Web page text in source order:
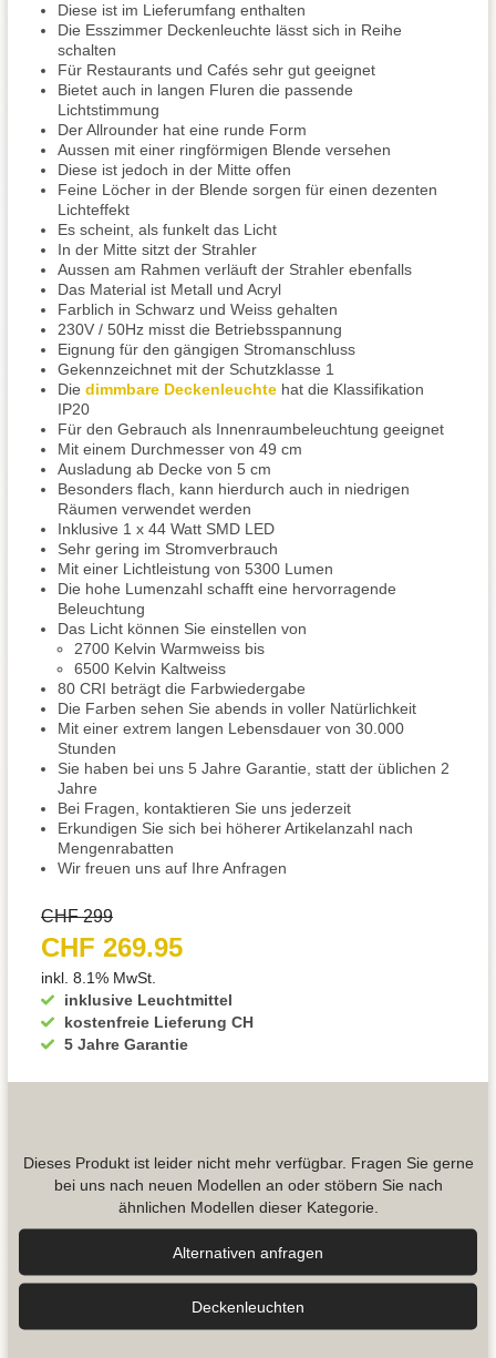
Diese ist im Lieferumfang enthalten
Die Esszimmer Deckenleuchte lässt sich in Reihe
schalten
Für Restaurants und Cafés sehr gut geeignet
Bietet auch in langen Fluren die passende
Lichtstimmung
Der Allrounder hat eine runde Form
Aussen mit einer ringförmigen Blende versehen
Diese ist jedoch in der Mitte offen
Feine Löcher in der Blende sorgen für einen dezenten
Lichteffekt
Es scheint, als funkelt das Licht
In der Mitte sitzt der Strahler
Aussen am Rahmen verläuft der Strahler ebenfalls
Das Material ist Metall und Acryl
Farblich in Schwarz und Weiss gehalten
230V / 50Hz misst die Betriebsspannung
Eignung für den gängigen Stromanschluss
Gekennzeichnet mit der Schutzklasse 1
Die dimmbare Deckenleuchte hat die Klassifikation
IP20
Für den Gebrauch als Innenraumbeleuchtung geeignet
Mit einem Durchmesser von 49 cm
Ausladung ab Decke von 5 cm
Besonders flach, kann hierdurch auch in niedrigen
Räumen verwendet werden
Inklusive 1 x 44 Watt SMD LED
Sehr gering im Stromverbrauch
Mit einer Lichtleistung von 5300 Lumen
Die hohe Lumenzahl schafft eine hervorragende
Beleuchtung
Das Licht können Sie einstellen von
2700 Kelvin Warmweiss bis
6500 Kelvin Kaltweiss
80 CRI beträgt die Farbwiedergabe
Die Farben sehen Sie abends in voller Natürlichkeit
Mit einer extrem langen Lebensdauer von 30.000
Stunden
Sie haben bei uns 5 Jahre Garantie, statt der üblichen 2
Jahre
Bei Fragen, kontaktieren Sie uns jederzeit
Erkundigen Sie sich bei höherer Artikelanzahl nach
Mengenrabatten
Wir freuen uns auf Ihre Anfragen
inklusive Leuchtmittel
kostenfreie Lieferung CH
5 Jahre Garantie
CHF 299
CHF 269.95
inkl. 8.1% MwSt.
Dieses Produkt ist leider nicht mehr verfügbar. Fragen Sie gerne
bei uns nach neuen Modellen an oder stöbern Sie nach
ähnlichen Modellen dieser Kategorie.
Alternativen anfragen
Decken­leuchten